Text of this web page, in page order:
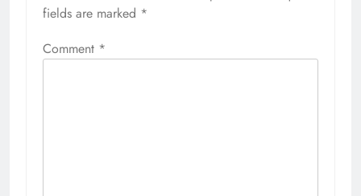
fields are marked *
Comment *